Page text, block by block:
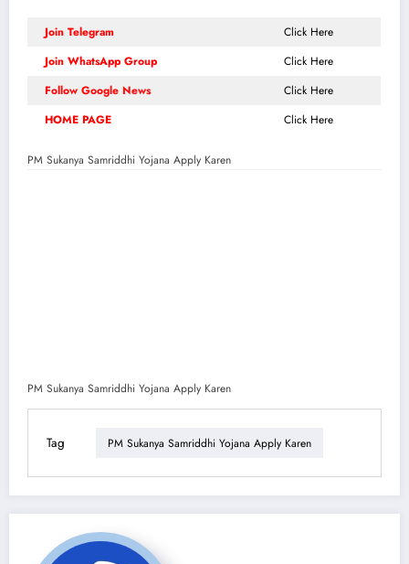
Join Telegram
Click Here
Join WhatsApp Group
Click Here
Follow Google News
Click Here
HOME PAGE
Click Here
PM Sukanya Samriddhi Yojana Apply Karen
PM Sukanya Samriddhi Yojana Apply Karen
Tag PM Sukanya Samriddhi Yojana Apply Karen